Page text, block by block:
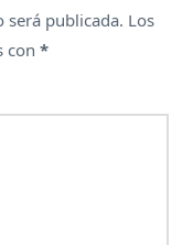
será publicada. Los
con*